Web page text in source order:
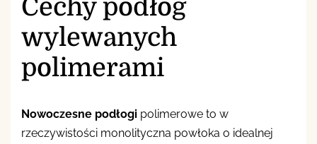
Cechy podłóg
wylewanych
polimerami
Nowoczesne podłogi polimerowe to w
rzeczywistości monolityczna powłoka o idealnej